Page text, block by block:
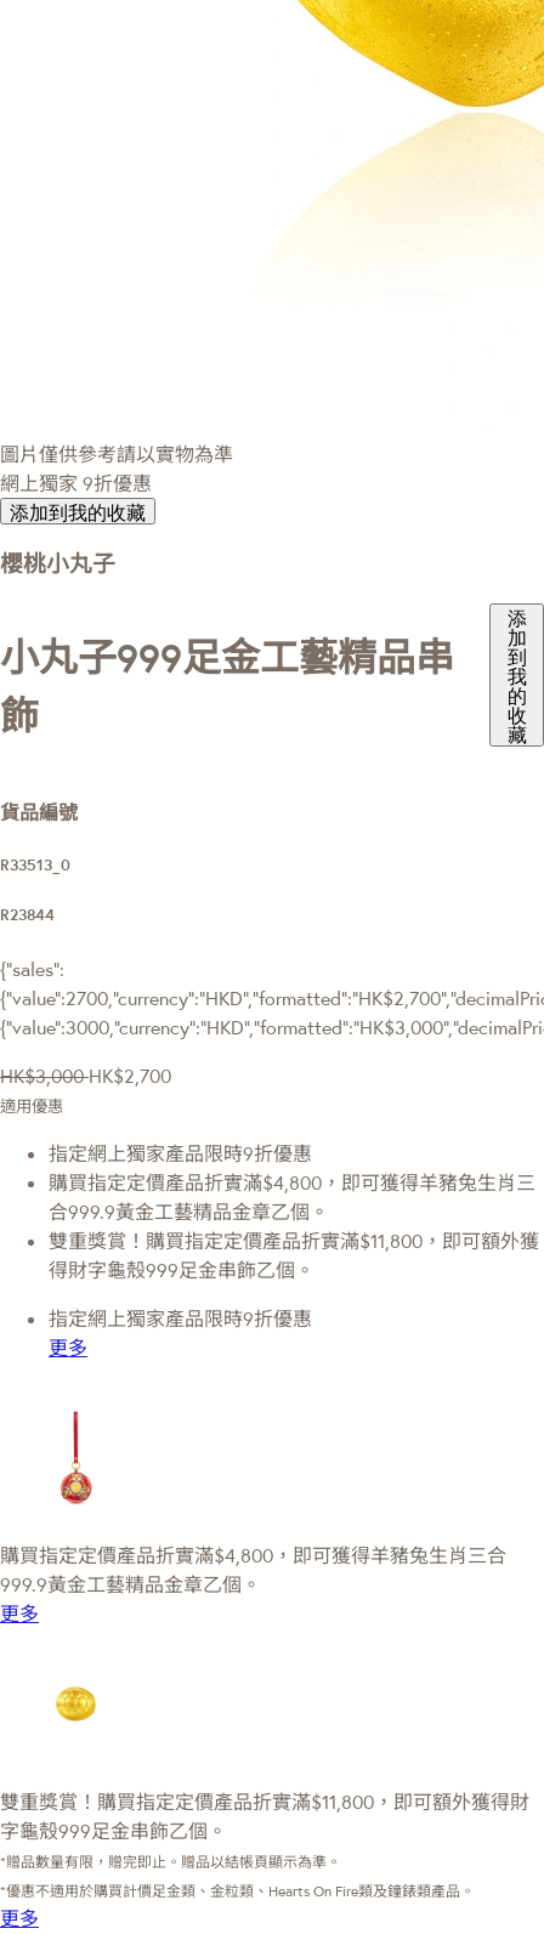
圖片僅供參考請以實物為準
網上獨家 9折優惠
添加到我的收藏
櫻桃小丸子
小丸子999足金工藝精品串
飾
添
加
到
我
的
收
藏
貨品編號
R33513_0
R23844
{"sales":
HK$3,000 HK$2,700
適用優惠
指定網上獨家產品限時9折優惠
購買指定定價產品折實滿$4,800，即可獲得羊豬兔生肖三
合999.9黃金工藝精品金章乙個。
雙重獎賞！購買指定定價產品折實滿$11,800，即可額外獲
得財字龜殼999足金串飾乙個。
指定網上獨家產品限時9折優惠
更多
購買指定定價產品折實滿$4,800，即可獲得羊豬兔生肖三合
999.9黃金工藝精品金章乙個。
更多
雙重獎賞！購買指定定價產品折實滿$11,800，即可額外獲得財
字龜殼999足金串飾乙個。
*贈品數量有限，贈完即止。贈品以結帳頁顯示為準。
*優惠不適用於購買計價足金類、金粒類、Hearts On Fire類及鐘錶類產品。
更多